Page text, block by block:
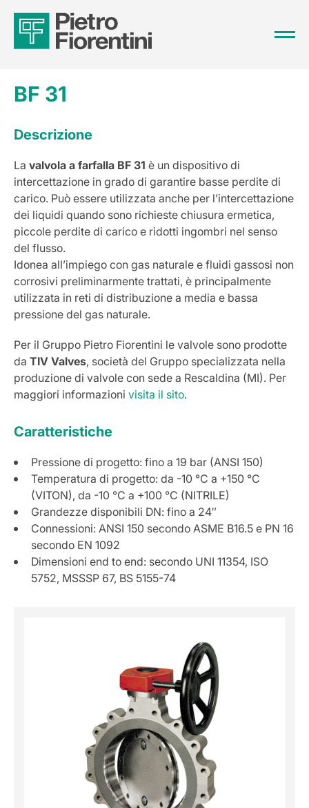
BF 31
Descrizione
La valvola a farfalla BF 31 è un dispositivo di
intercettazione in grado di garantire basse perdite di
carico. Può essere utilizzata anche per l’intercettazione
dei liquidi quando sono richieste chiusura ermetica,
piccole perdite di carico e ridotti ingombri nel senso
del flusso.
Idonea all’impiego con gas naturale e fluidi gassosi non
corrosivi preliminarmente trattati, è principalmente
utilizzata in reti di distribuzione a media e bassa
pressione del gas naturale.
Per il Gruppo Pietro Fiorentini le valvole sono prodotte
da TIV Valves, società del Gruppo specializzata nella
produzione di valvole con sede a Rescaldina (MI). Per
maggiori informazioni visita il sito.
Caratteristiche
Pressione di progetto: fino a 19 bar (ANSI 150)
Temperatura di progetto: da -10 °C a +150 °C
(VITON), da -10 °C a +100 °C (NITRILE)
Grandezze disponibili DN: fino a 24″
Connessioni: ANSI 150 secondo ASME B16.5 e PN 16
secondo EN 1092
Dimensioni end to end: secondo UNI 11354, ISO
5752, MSSSP 67, BS 5155-74